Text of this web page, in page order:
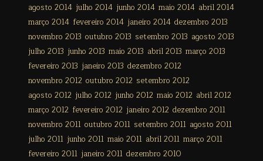
agosto 2014 julho 2014 junho 2014 maio 2014 abril 2014
março 2014 fevereiro 2014 janeiro 2014 dezembro 2013
novembro 2013 outubro 2013 setembro 2013 agosto 2013
julho 2013 junho 2013 maio 2013 abril 2013 março 2013
fevereiro 2013 janeiro 2013 dezembro 2012
novembro 2012 outubro 2012 setembro 2012
agosto 2012 julho 2012 junho 2012 maio 2012 abril 2012
março 2012 fevereiro 2012 janeiro 2012 dezembro 2011
novembro 2011 outubro 2011 setembro 2011 agosto 2011
julho 2011 junho 2011 maio 2011 abril 2011 março 2011
fevereiro 2011 janeiro 2011 dezembro 2010